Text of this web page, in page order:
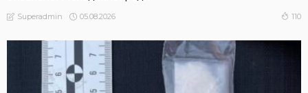
Superadmin 05.08.2026 110